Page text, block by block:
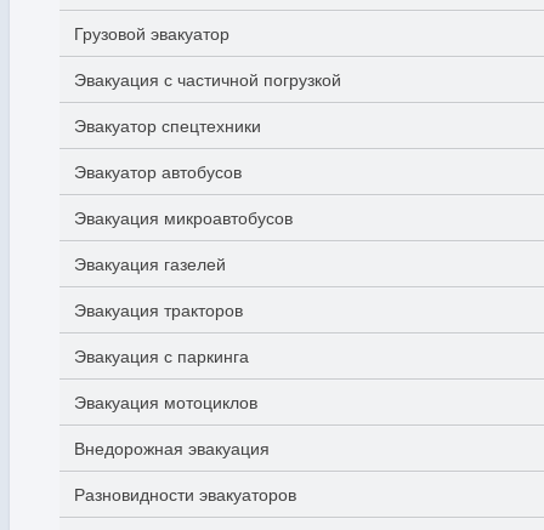
Грузовой эвакуатор
Эвакуация с частичной погрузкой
Эвакуатор спецтехники
Эвакуатор автобусов
Эвакуация микроавтобусов
Эвакуация газелей
Эвакуация тракторов
Эвакуация с паркинга
Эвакуация мотоциклов
Внедорожная эвакуация
Разновидности эвакуаторов